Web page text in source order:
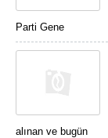
Parti Gene
alınan ve bugün